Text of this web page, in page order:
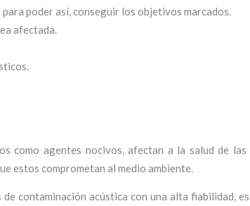
poder así, conseguir los objetivos marcados.
afectada.
como agentes nocivos, afectan a la salud de las
estos comprometan al medio ambiente.
contaminación acústica con una alta fiabilidad,